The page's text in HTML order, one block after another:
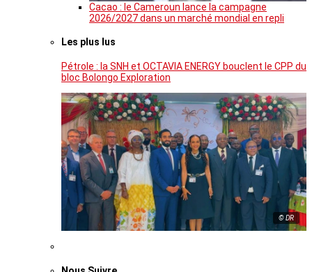
Cacao : le Cameroun lance la campagne
2026/2027 dans un marché mondial en repli
Les plus lus
Pétrole : la SNH et OCTAVIA ENERGY bouclent le CPP du
bloc Bolongo Exploration
© DR